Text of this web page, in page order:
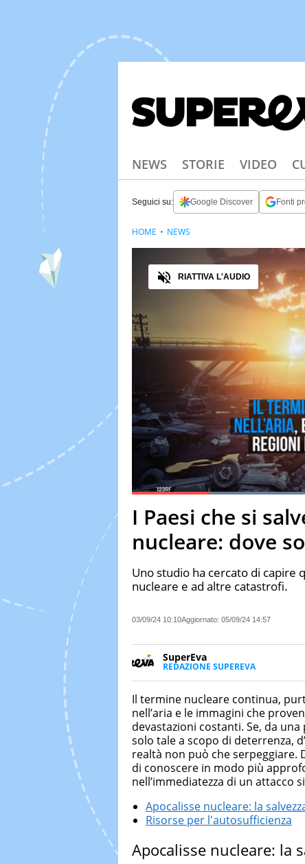
NEWS STORIE VIDEO
Seguici su: Google Discover Fonti
PauseUnmuteCurrent Time
0:19 Duration
1:42
Loaded
Audio
RIATTIVA L'AUDIO
I Paesi che si
nucleare: dove
Uno studio ha cercato di capire
nucleare e ad altre catastrofi.
03/09/24 10:10Aggiornato: 05/09/24 14:57
SuperEva
REDAZIONE SUPEREVA
SuperEva è il magazine di
good news”. Pensato per
cerca di notizie originali.
più divertenti: mille storie da
HOME NEWS
Il termine nucleare continua,
nell’aria e le immagini che
devastazioni costanti. Se, da
solo tale a scopo di deterrenza,
realtà non può che serpeggiare.
di conoscere in modo più
nell’immediatezza di un attacco
Apocalisse nucleare: la
Risorse per l'autosufficienza
Apocalisse nucleare: la